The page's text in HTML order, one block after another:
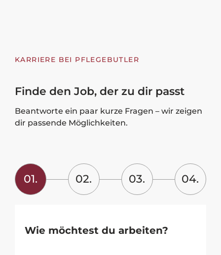
KARRIERE BEI PFLEGEBUTLER
Finde den Job, der zu dir passt
Beantworte ein paar kurze Fragen – wir zeigen
dir passende Möglichkeiten.
01. 02. 03. 04.
Wie möchtest du arbeiten?